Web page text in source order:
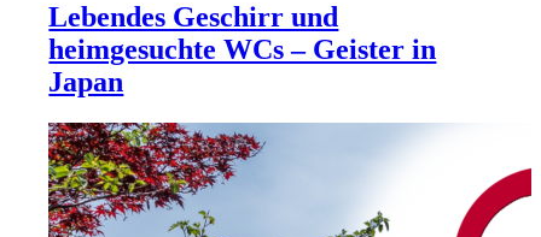
Lebendes Geschirr und
heimgesuchte WCs – Geister in
Japan